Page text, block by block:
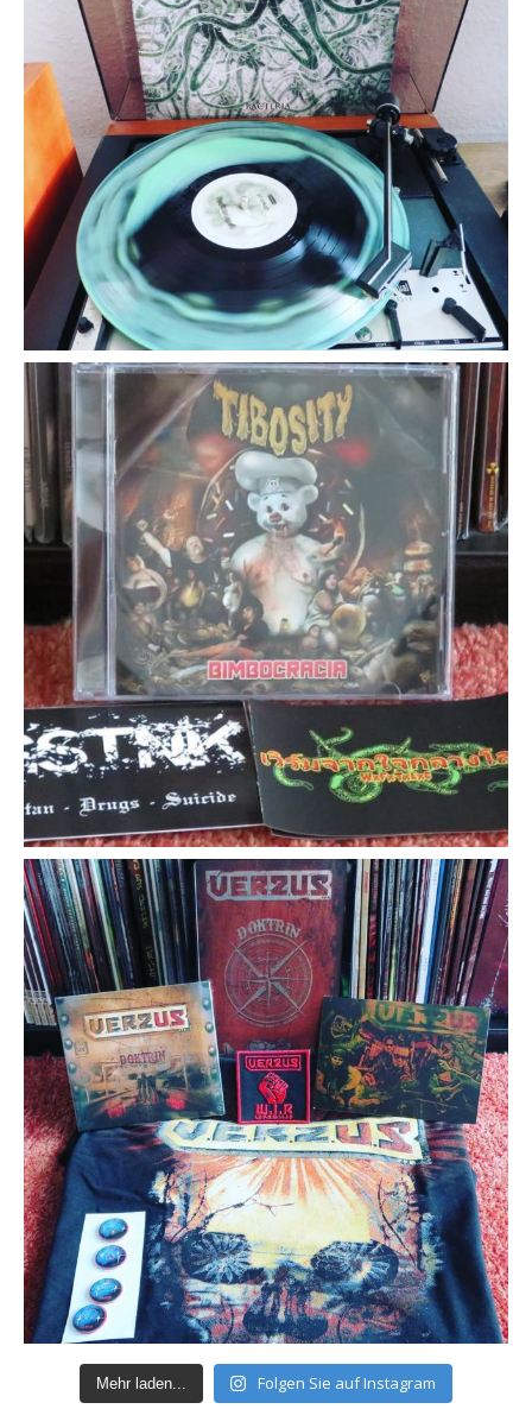
Mehr laden... Folgen Sie auf Instagram